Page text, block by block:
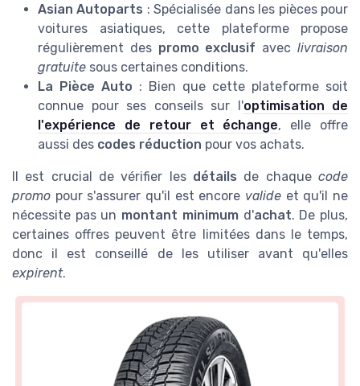
Asian Autoparts : Spécialisée dans les pièces pour
voitures asiatiques, cette plateforme propose
régulièrement des promo exclusif aveclivraison
gratuite sous certaines conditions.
La Pièce Auto : Bien que cette plateforme soit
connue pour ses conseils sur l'optimisation de
l'expérience de retour et échange, elle offre
aussi des codes réduction pour vos achats.
Il est crucial de vérifier les détails de chaque code
promo pour s'assurer qu'il est encore valide et qu'il ne
nécessite pas un montant minimumd'achat. De plus,
certaines offres peuvent être limitées dans le temps,
donc il est conseillé de les utiliser avant qu'elles
expirent.